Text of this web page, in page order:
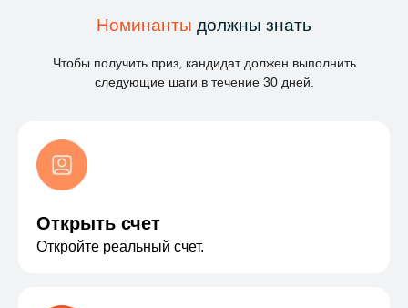
Номинанты должны знать
Чтобы получить приз, кандидат должен выполнить
следующие шаги в течение 30 дней.
Открыть счет
Откройте реальный счет.